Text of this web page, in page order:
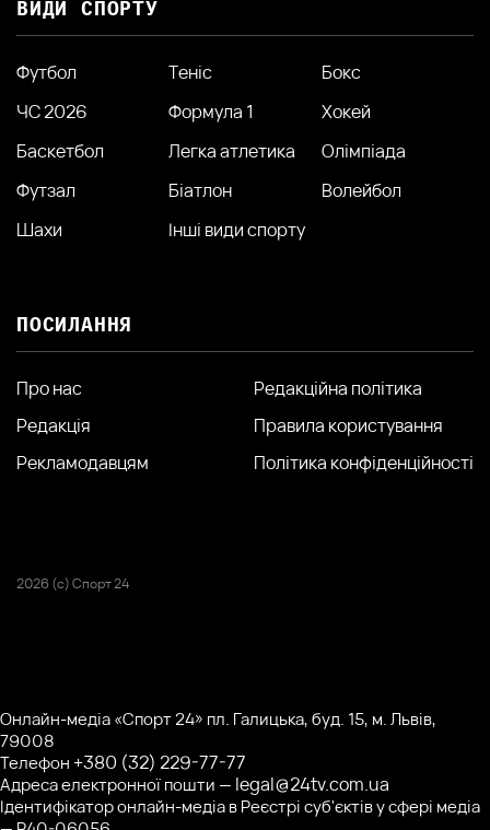
ВИДИ СПОРТУ
Футбол Теніс
Бокс
ЧС 2026
Формула 1
Хокей
Баскетбол
Легка атлетика
Олімпіада
Футзал
Біатлон
Волейбол
Шахи
Інші види спорту
ПОСИЛАННЯ
Про нас
Редакція
Рекламодавцям
Редакційна політика
Правила користування
Політика конфіденційності
2026 (с) Спорт 24
Онлайн-медіа «Спорт 24» пл. Галицька, буд. 15, м. Львів,
79008
Телефон +380 (32) 229-77-77
Адреса електронної пошти — legal@24tv.com.ua
Ідентифікатор онлайн-медіа в Реєстрі суб'єктів у сфері медіа